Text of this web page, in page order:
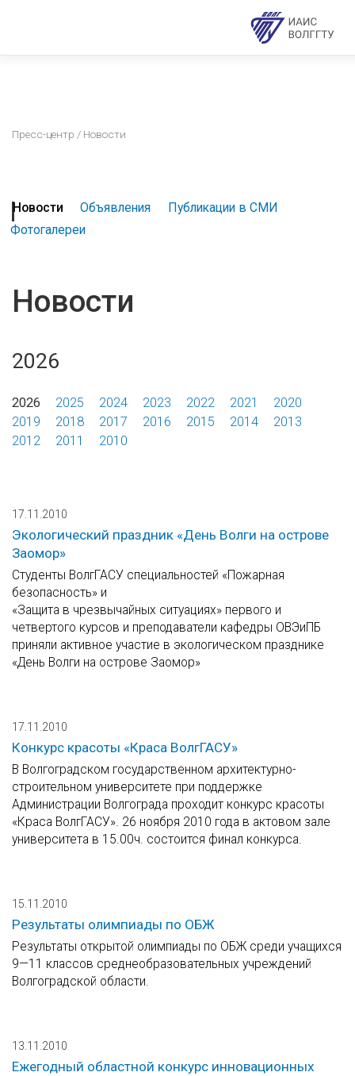
Пресс-центр / Новости
Новости Объявления
Публикации в СМИ
Фотогалереи
Новости
2026
2026 2025 2024 2023 2022 2021
2020
2019
2018 2017 2016 2015 2014
2013
2012
2011 2010
17.11.2010
Экологический праздник «День Волги на острове
Заомор»
Cтуденты ВолгГАСУ специальностей «Пожарная
безопасность» и
«Защита в чрезвычайных ситуациях» первого и
четвертого курсов и преподаватели кафедры ОВЭиПБ
приняли активное участие в экологическом празднике
«День Волги на острове Заомор»
17.11.2010
Конкурс красоты «Краса ВолгГАСУ»
В Волгоградском государственном архитектурно-
строительном университете при поддержке
Администрации Волгограда проходит конкурс красоты
«Краса ВолгГАСУ». 26 ноября 2010 года в актовом зале
университета в 15.00ч. состоится финал конкурса.
15.11.2010
Результаты олимпиады по ОБЖ
Результаты открытой олимпиады по ОБЖ среди учащихся
9—11 классов среднеобразовательных учреждений
Волгоградской области.
13.11.2010
Ежегодный областной конкурс инновационных